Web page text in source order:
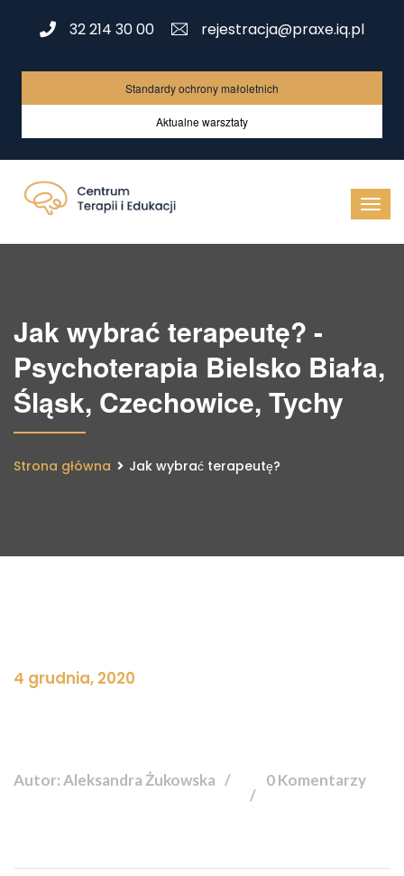
32 214 30 00 rejestracja@praxe.iq.pl
Standardy ochrony małoletnich
Aktualne warsztaty
Jak wybrać terapeutę? -
Psychoterapia Bielsko Biała,
Śląsk, Czechowice, Tychy
Strona główna Jak wybrać terapeutę?
4 grudnia, 2020
Autor: Aleksandra Żukowska 0 Komentarzy